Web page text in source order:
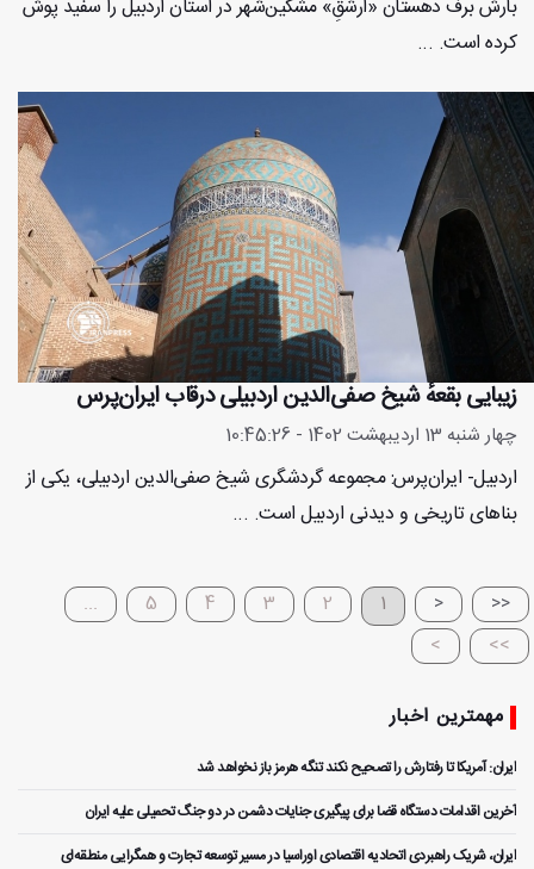
بارش برف دهستان «ارشقِ» مشگین‌شهر در استان اردبیل را سفید پوش
کرده است. ...
زیبایی بقعهٔ شیخ صفی‌‌الدین اردبیلی درقاب ایران‌پرس
چهار شنبه 13 اردیبهشت 1402 - 10:45:26
اردبیل- ایران‌پرس: مجموعه گردشگری شیخ صفی‌الدین اردبیلی، یکی از
بناهای تاریخی و دیدنی اردبیل است. ...
<<
<
1
2
3
4
5
...
>
>>
مهمترین اخبار
ایران: آمریکا تا رفتارش را تصحیح نکند تنگه هرمز باز نخواهد شد
آخرین اقدامات دستگاه قضا برای پیگیری جنایات دشمن در دو جنگ تحمیلی علیه ایران
ایران، شریک راهبردی اتحادیه اقتصادی اوراسیا در مسیر توسعه تجارت و همگرایی منطقه‌ای